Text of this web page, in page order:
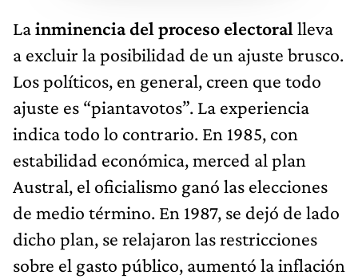
Lainminencia del proceso electoral lleva
a excluir la posibilidad de un ajuste brusco.
Los políticos, en general, creen que todo
ajuste es “piantavotos”. La experiencia
indica todo lo contrario. En 1985, con
estabilidad económica, merced al plan
Austral, el oficialismo ganó las elecciones
de medio término. En 1987, se dejó de lado
dicho plan, se relajaron las restricciones
sobre el gasto público, aumentó la inflación